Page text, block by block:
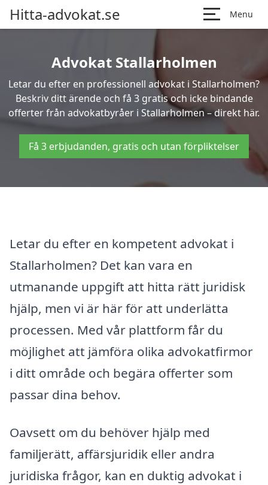
Hitta-advokat.se Menu
Advokat Stallarholmen
Letar du efter en professionell advokat i Stallarholmen?
Beskriv ditt ärende och få 3 gratis och icke bindande
offerter från advokatbyråer i Stallarholmen – direkt här.
Få 3 erbjudanden, gratis och utan förpliktelser
Letar du efter en kompetent advokat i
Stallarholmen? Det kan vara en
utmanande uppgift att hitta rätt juridisk
hjälp, men vi är här för att underlätta
processen. Med vår plattform får du
möjlighet att jämföra olika advokatfirmor
i ditt område och begära offerter som
passar dina behov.
Oavsett om du behöver hjälp med
familjerätt, affärsjuridik eller andra
juridiska frågor, kan en duktig advokat i